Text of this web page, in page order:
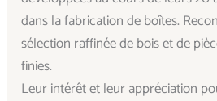
dans la fabrication de boîtes.
sélection raffinée de bois et de
finies.
Leur intérêt et leur appréciation